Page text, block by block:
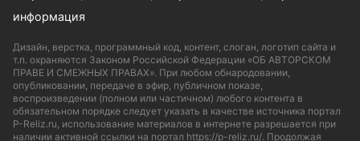
информация
Дизайн, верстка, программный код, контент, слоган, логотип сайта и
т.п. охраняются Законом Российской Федерации «ОБ АВТОРСКОМ
ПРАВЕ И СМЕЖНЫХ ПРАВАХ». При любом обнародовании,
опубликовании, передаче в эфир, публичном показе,
воспроизведении (полном или частичном) любого контента в
обязательном порядке следует указать в качестве источника портал
P-Reliz.ru, использование материалов в интернете разрешается при
наличии активной ссылки на портал https://p-reliz.ru/. Продолжая